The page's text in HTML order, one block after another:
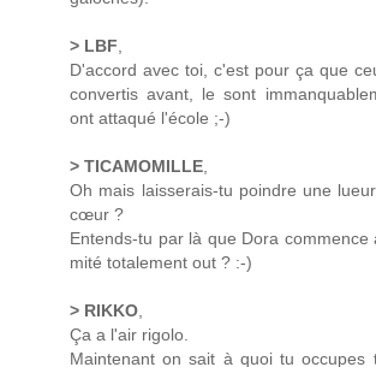
> LBF,
D'accord avec toi, c'est pour ça que
convertis avant, le sont
ont attaqué l'école ;-)
> TICAMOMILLE,
Oh mais laisserais-tu poindre une
cœur ?
Entends-tu par là que Dora commence
mité totalement out ? :-)
> RIKKO,
Ça a l'air rigolo.
Maintenant on sait à quoi tu occupes